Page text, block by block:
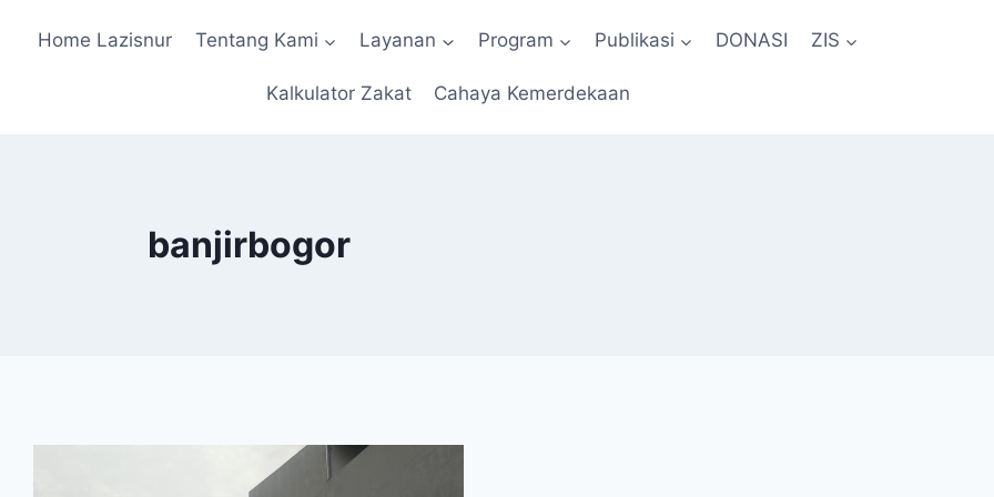
Home Lazisnur Tentang Kami Layanan Program Publikasi DONASI ZIS
Kalkulator Zakat Cahaya Kemerdekaan
banjirbogor